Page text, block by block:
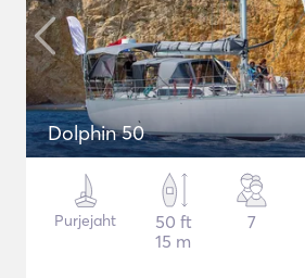
Dolphin 50
Purjejaht
50 ft
15 m
7